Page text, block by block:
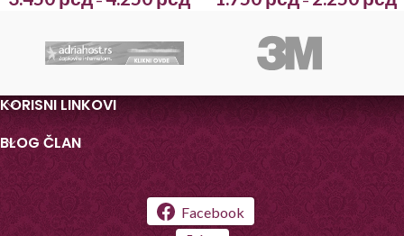
KORISNI LINKOVI
BLOG ČLAN
Facebook